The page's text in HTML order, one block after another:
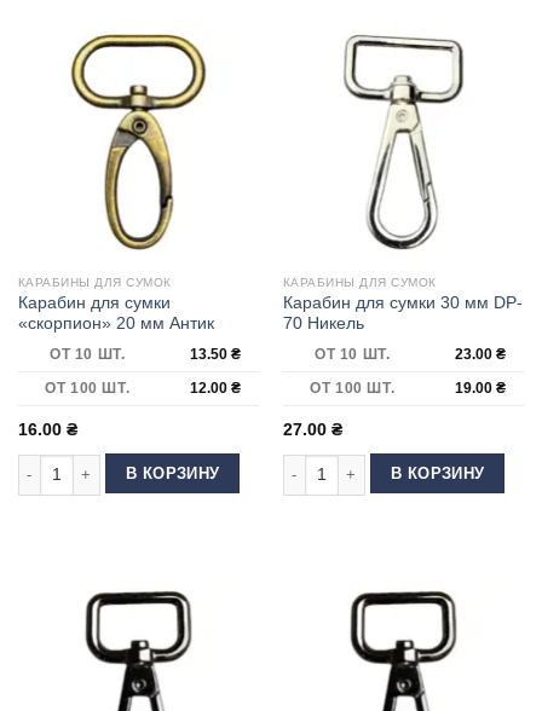
КАРАБИНЫ ДЛЯ СУМОК
Карабин для сумки
«скорпион» 20 мм Антик
ОТ 10 ШТ. 13.50 ₴
ОТ 100 ШТ.
12.00 ₴
16.00 ₴
Количество товара Карабин для сумки "скорпион" 20 мм Антик
В КОРЗИНУ
КАРАБИНЫ ДЛЯ СУМОК
Карабин для сумки 30 мм DP-
70 Никель
ОТ 10 ШТ. 23.00 ₴
ОТ 100 ШТ.
19.00 ₴
27.00 ₴
Количество товара Карабин для
В КОРЗИНУ